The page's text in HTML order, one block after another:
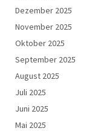
Dezember 2025
November 2025
Oktober 2025
September 2025
August 2025
Juli 2025
Juni 2025
Mai 2025